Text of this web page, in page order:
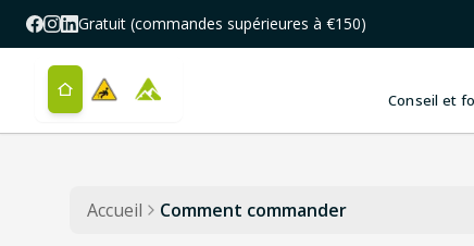
Aller au contenu principal
Gratuit (commandes supérieures à €150)
Conseil et
Accueil Comment commander